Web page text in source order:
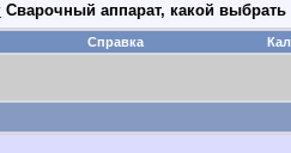
Сварочный аппарат, какой выбрать
Справка